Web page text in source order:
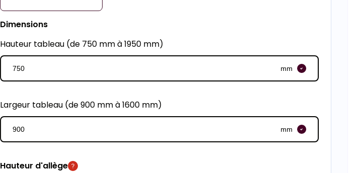
Dimensions
Hauteur tableau (de 750 mm à 1950 mm)
mm
Largeur tableau (de 900 mm à 1600 mm)
mm
Hauteur d'allège